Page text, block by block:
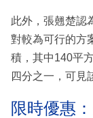
此外，張翹楚認
對較為可行的方
積，其中140平
四分之一，可見
限時優惠